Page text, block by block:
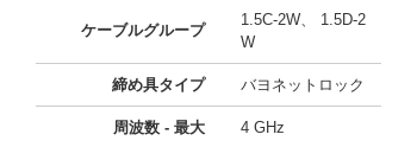
ケーブルグループ
1.5C-2W、 1.5D-2
W
締め具タイプ バヨネットロック
周波数 - 最大 4 GHz